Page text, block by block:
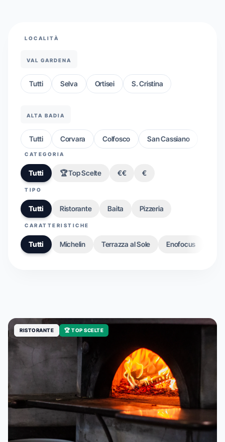
LOCALITÀ
VAL GARDENA
Tutti Selva Ortisei S. Cristina
ALTA BADIA
Tutti Corvara Colfosco San Cassiano
CATEGORIA
Tutti 🏆 Top Scelte €€ €
TIPO
Tutti Ristorante Baita Pizzeria
CARATTERISTICHE
Tutti Michelin Terrazza al Sole Enofocus
RISTORANTE 🏆 TOP SCELTE